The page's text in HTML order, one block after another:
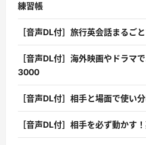
練習帳
［音声DL付］旅行英会話まるご
［音声DL付］海外映画やドラマ
3000
［音声DL付］相手と場面で使い
［音声DL付］相手を必ず動かす